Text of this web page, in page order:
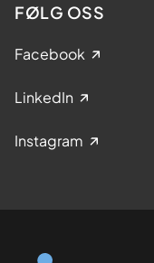
FØLG OSS
Facebook
LinkedIn
Instagram